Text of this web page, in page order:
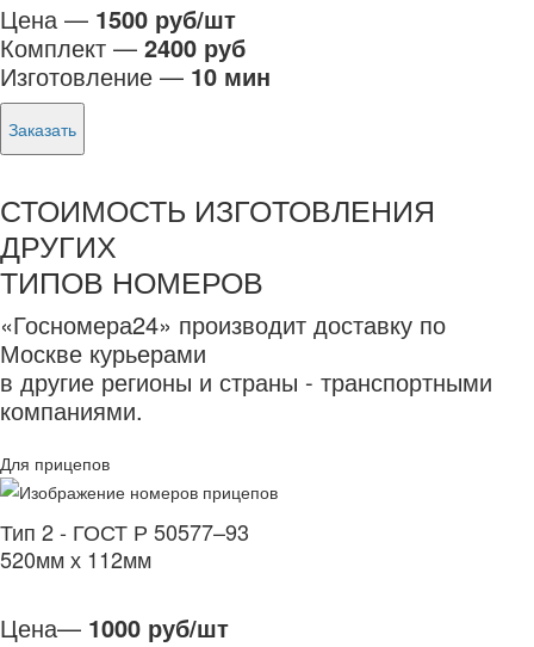
Цена — 1500 руб/шт
Комплект — 2400 руб
Изготовление — 10 мин
Заказать
СТОИМОСТЬ ИЗГОТОВЛЕНИЯ
ДРУГИХ
ТИПОВ НОМЕРОВ
«Госномера24» производит доставку по
Москве курьерами
в другие регионы и страны - транспортными
компаниями.
Для прицепов
Тип 2 - ГОСТ Р 50577–93
520мм х 112мм
Цена— 1000 руб/шт